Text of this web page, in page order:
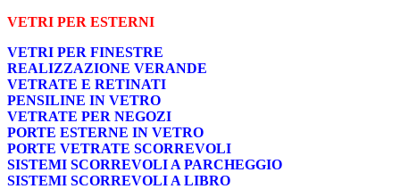
VETRI PER ESTERNI
VETRI PER FINESTRE
REALIZZAZIONE VERANDE
VETRATE E RETINATI
PENSILINE IN VETRO
VETRATE PER NEGOZI
PORTE ESTERNE IN VETRO
PORTE VETRATE SCORREVOLI
SISTEMI SCORREVOLI A PARCHEGGIO
SISTEMI SCORREVOLI A LIBRO